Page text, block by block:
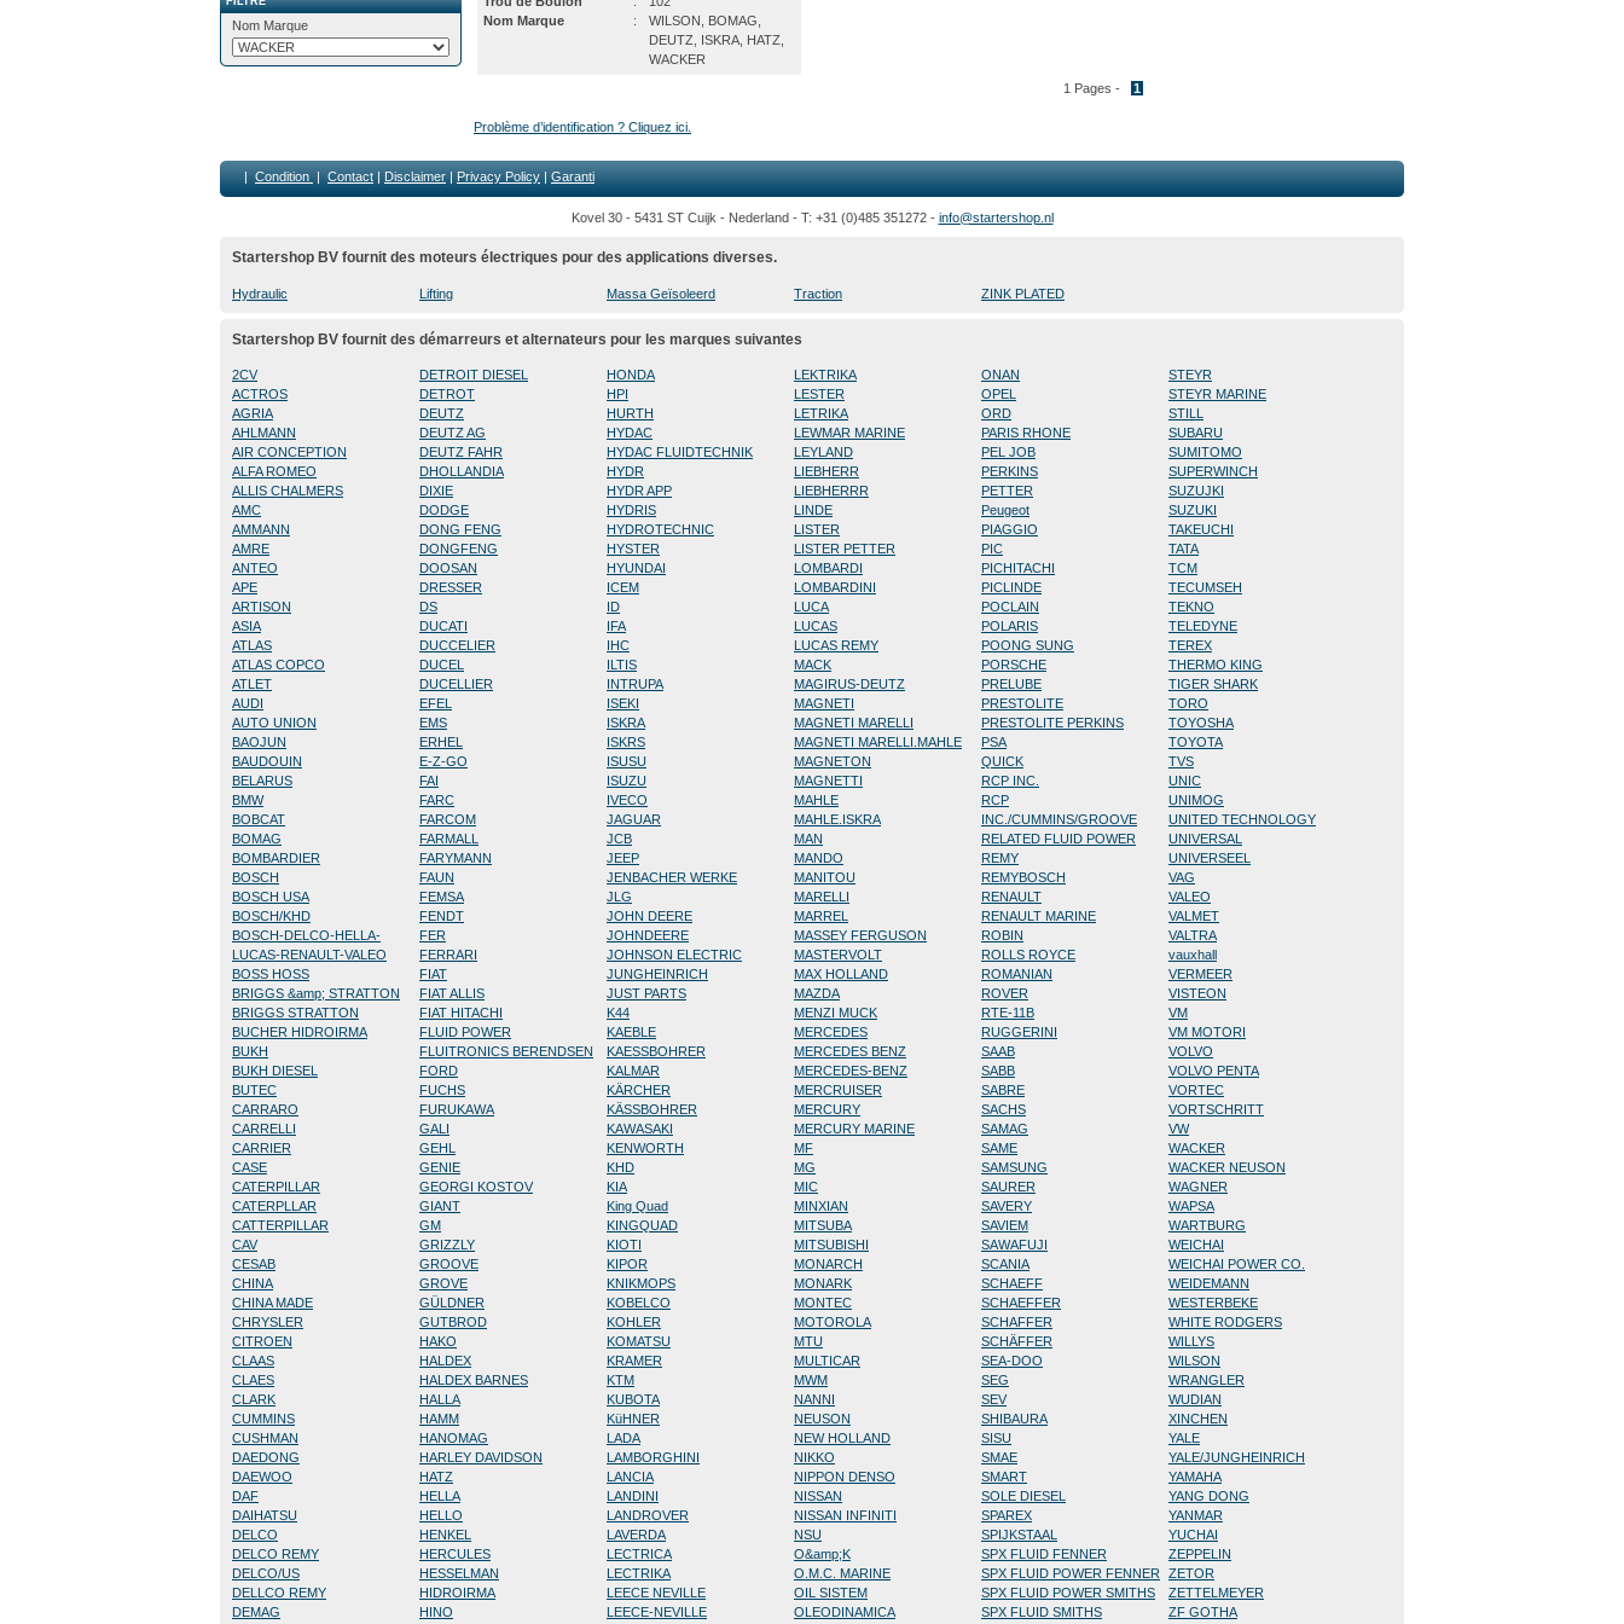
Nom Marque
Nom Marque
:
WILSON, BOMAG,
DEUTZ, ISKRA, HATZ,
WACKER
1 Pages -
1
Problème d’identification ? Cliquez ici.
| Condition | Contact | Disclaimer | Privacy Policy | Garanti
Kovel 30 - 5431 ST Cuijk - Nederland - T: +31 (0)485 351272 - info@startershop.nl
Startershop BV fournit des moteurs électriques pour des applications diverses.
Hydraulic Lifting Massa Geïsoleerd Traction ZINK PLATED
Startershop BV fournit des démarreurs et alternateurs pour les marques suivantes
2CV
ACTROS
AGRIA
AHLMANN
AIR CONCEPTION
ALFA ROMEO
ALLIS CHALMERS
AMC
AMMANN
AMRE
ANTEO
APE
ARTISON
ASIA
ATLAS
ATLAS COPCO
ATLET
AUDI
AUTO UNION
BAOJUN
BAUDOUIN
BELARUS
BMW
BOBCAT
BOMAG
BOMBARDIER
BOSCH
BOSCH USA
BOSCH/KHD
BOSCH-DELCO-HELLA-
LUCAS-RENAULT-VALEO
BOSS HOSS
BRIGGS &amp; STRATTON
BRIGGS STRATTON
BUCHER HIDROIRMA
BUKH
BUKH DIESEL
BUTEC
CARRARO
CARRELLI
CARRIER
CASE
CATERPILLAR
CATERPLLAR
CATTERPILLAR
CAV
CESAB
CHINA
CHINA MADE
CHRYSLER
CITROEN
CLAAS
CLAES
CLARK
CUMMINS
CUSHMAN
DAEDONG
DAEWOO
DAF
DAIHATSU
DELCO
DELCO REMY
DELCO/US
DELLCO REMY
DEMAG
DETROIT DIESEL
DETROT
DEUTZ
DEUTZ AG
DEUTZ FAHR
DHOLLANDIA
DIXIE
DODGE
DONG FENG
DONGFENG
DOOSAN
DRESSER
DS
DUCATI
DUCCELIER
DUCEL
DUCELLIER
EFEL
EMS
ERHEL
E-Z-GO
FAI
FARC
FARCOM
FARMALL
FARYMANN
FAUN
FEMSA
FENDT
FER
FERRARI
FIAT
FIAT ALLIS
FIAT HITACHI
FLUID POWER
FLUITRONICS BERENDSEN
FORD
FUCHS
FURUKAWA
GALI
GEHL
GENIE
GEORGI KOSTOV
GIANT
GM
GRIZZLY
GROOVE
GROVE
GÜLDNER
GUTBROD
HAKO
HALDEX
HALDEX BARNES
HALLA
HAMM
HANOMAG
HARLEY DAVIDSON
HATZ
HELLA
HELLO
HENKEL
HERCULES
HESSELMAN
HIDROIRMA
HINO
HONDA
HPI
HURTH
HYDAC
HYDAC FLUIDTECHNIK
HYDR
HYDR APP
HYDRIS
HYDROTECHNIC
HYSTER
HYUNDAI
ICEM
ID
IFA
IHC
ILTIS
INTRUPA
ISEKI
ISKRA
ISKRS
ISUSU
ISUZU
IVECO
JAGUAR
JCB
JEEP
JENBACHER WERKE
JLG
JOHN DEERE
JOHNDEERE
JOHNSON ELECTRIC
JUNGHEINRICH
JUST PARTS
K44
KAEBLE
KAESSBOHRER
KALMAR
KÄRCHER
KÄSSBOHRER
KAWASAKI
KENWORTH
KHD
KIA
King Quad
KINGQUAD
KIOTI
KIPOR
KNIKMOPS
KOBELCO
KOHLER
KOMATSU
KRAMER
KTM
KUBOTA
KüHNER
LADA
LAMBORGHINI
LANCIA
LANDINI
LANDROVER
LAVERDA
LECTRICA
LECTRIKA
LEECE NEVILLE
LEECE-NEVILLE
LEKTRIKA
LESTER
LETRIKA
LEWMAR MARINE
LEYLAND
LIEBHERR
LIEBHERRR
LINDE
LISTER
LISTER PETTER
LOMBARDI
LOMBARDINI
LUCA
LUCAS
LUCAS REMY
MACK
MAGIRUS-DEUTZ
MAGNETI
MAGNETI MARELLI
MAGNETI MARELLI.MAHLE
MAGNETON
MAGNETTI
MAHLE
MAHLE.ISKRA
MAN
MANDO
MANITOU
MARELLI
MARREL
MASSEY FERGUSON
MASTERVOLT
MAX HOLLAND
MAZDA
MENZI MUCK
MERCEDES
MERCEDES BENZ
MERCEDES-BENZ
MERCRUISER
MERCURY
MERCURY MARINE
MF
MG
MIC
MINXIAN
MITSUBA
MITSUBISHI
MONARCH
MONARK
MONTEC
MOTOROLA
MTU
MULTICAR
MWM
NANNI
NEUSON
NEW HOLLAND
NIKKO
NIPPON DENSO
NISSAN
NISSAN INFINITI
NSU
O&amp;K
O.M.C. MARINE
OIL SISTEM
OLEODINAMICA
ONAN
OPEL
ORD
PARIS RHONE
PEL JOB
PERKINS
PETTER
Peugeot
PIAGGIO
PIC
PICHITACHI
PICLINDE
POCLAIN
POLARIS
POONG SUNG
PORSCHE
PRELUBE
PRESTOLITE
PRESTOLITE PERKINS
PSA
QUICK
RCP INC.
RCP
INC./CUMMINS/GROOVE
RELATED FLUID POWER
REMY
REMYBOSCH
RENAULT
RENAULT MARINE
ROBIN
ROLLS ROYCE
ROMANIAN
ROVER
RTE-11B
RUGGERINI
SAAB
SABB
SABRE
SACHS
SAMAG
SAME
SAMSUNG
SAURER
SAVERY
SAVIEM
SAWAFUJI
SCANIA
SCHAEFF
SCHAEFFER
SCHAFFER
SCHÄFFER
SEA-DOO
SEG
SEV
SHIBAURA
SISU
SMAE
SMART
SOLE DIESEL
SPAREX
SPIJKSTAAL
SPX FLUID FENNER
SPX FLUID POWER FENNER
SPX FLUID POWER SMITHS
SPX FLUID SMITHS
STEYR
STEYR MARINE
STILL
SUBARU
SUMITOMO
SUPERWINCH
SUZUJKI
SUZUKI
TAKEUCHI
TATA
TCM
TECUMSEH
TEKNO
TELEDYNE
TEREX
THERMO KING
TIGER SHARK
TORO
TOYOSHA
TOYOTA
TVS
UNIC
UNIMOG
UNITED TECHNOLOGY
UNIVERSAL
UNIVERSEEL
VAG
VALEO
VALMET
VALTRA
vauxhall
VERMEER
VISTEON
VM
VM MOTORI
VOLVO
VOLVO PENTA
VORTEC
VORTSCHRITT
VW
WACKER
WACKER NEUSON
WAGNER
WAPSA
WARTBURG
WEICHAI
WEICHAI POWER CO.
WEIDEMANN
WESTERBEKE
WHITE RODGERS
WILLYS
WILSON
WRANGLER
WUDIAN
XINCHEN
YALE
YALE/JUNGHEINRICH
YAMAHA
YANG DONG
YANMAR
YUCHAI
ZEPPELIN
ZETOR
ZETTELMEYER
ZF GOTHA